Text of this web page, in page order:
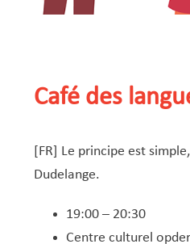
Café des
[FR] Le principe est
Dudelange.
19:00 – 20:30
Centre culturel